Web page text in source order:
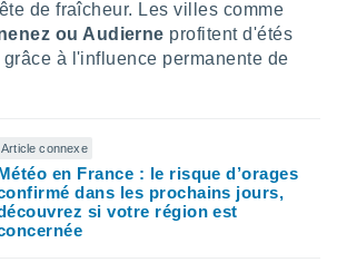
de fraîcheur. Les villes comme
ou Audierne profitent d'étés
à l'influence permanente de
Article connexe
en France : le risque d’orages
dans les prochains jours,
si votre région est